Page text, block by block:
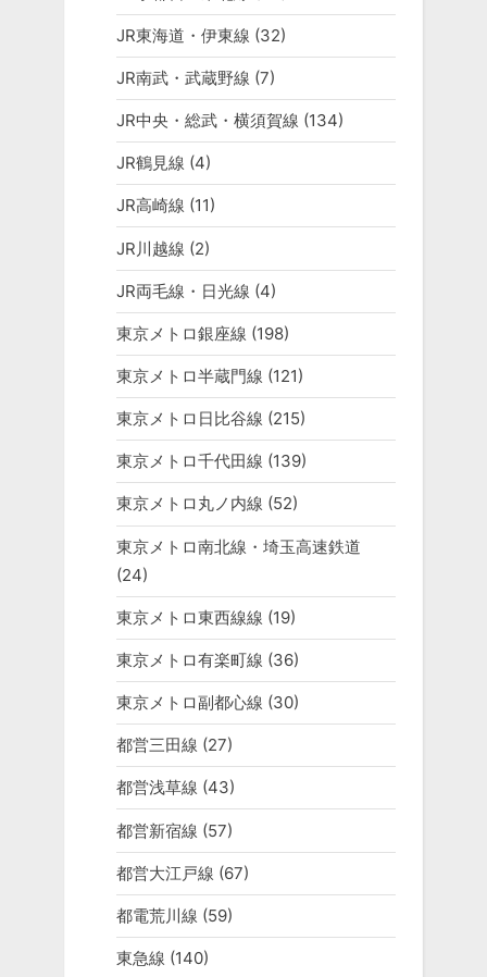
JR東海道・伊東線 (32)
JR南武・武蔵野線 (7)
JR中央・総武・横須賀線 (134)
JR鶴見線 (4)
JR高崎線 (11)
JR川越線 (2)
JR両毛線・日光線 (4)
東京メトロ銀座線 (198)
東京メトロ半蔵門線 (121)
東京メトロ日比谷線 (215)
東京メトロ千代田線 (139)
東京メトロ丸ノ内線 (52)
東京メトロ南北線・埼玉高速鉄道
(24)
東京メトロ東西線線 (19)
東京メトロ有楽町線 (36)
東京メトロ副都心線 (30)
都営三田線 (27)
都営浅草線 (43)
都営新宿線 (57)
都営大江戸線 (67)
都電荒川線 (59)
東急線 (140)